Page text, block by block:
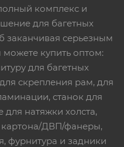
комплекс и
для багетных
заканчивая серьезным
купить оптом:
для багетных
скрепления рам, для
станок для
натяжки холста,
картона/ДВП/фанеры,
фурнитура и задники